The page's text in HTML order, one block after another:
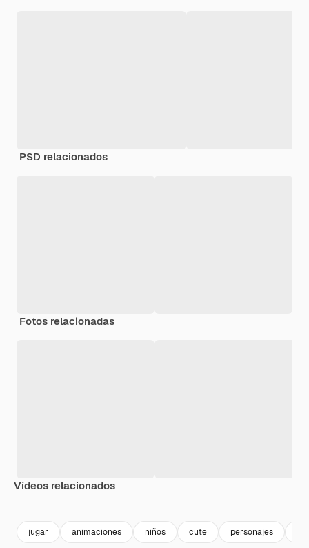
PSD relacionados
Fotos relacionadas
Vídeos relacionados
jugar animaciones niños cute personajes